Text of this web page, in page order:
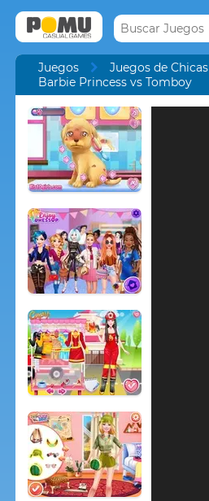
Juegos Juegos de Chicas
Barbie Princess vs Tomboy